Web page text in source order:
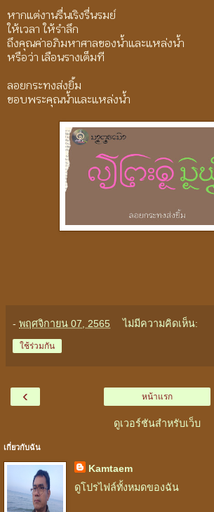
หากแต่งานรื่นเริงรื่นรมย์
ให้เวลา ให้รำลึก
ถึงคุณค่าอภิมหาศาลของน้ำและแหล่งน้ำ
หรือว่า เลือนรางเต็มที
ลอยกระทงส่งยิ้ม
ขอบพระคุณน้ำและแหล่งน้ำ
- พฤศจิกายน 07, 2565 ไม่มีความคิดเห็น:
ใช้ร่วมกัน
‹ หน้าแรก
ดูเวอร์ชันสำหรับเว็บ
เกี่ยวกับฉัน
Kamtaem
ดูโปรไฟล์ทั้งหมดของฉัน